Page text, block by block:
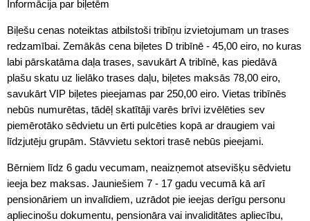
Informācija par biļetēm
Biļešu cenas noteiktas atbilstoši tribīņu izvietojumam un trases
redzamībai. Zemākās cena biļetes D tribīnē - 45,00 eiro, no kuras
labi pārskatāma daļa trases, savukārt A tribīnē, kas piedāvā
plašu skatu uz lielāko trases daļu, biļetes maksās 78,00 eiro,
savukārt VIP biļetes pieejamas par 250,00 eiro. Vietas tribīnēs
nebūs numurētas, tādēļ skatītāji varēs brīvi izvēlēties sev
piemērotāko sēdvietu un ērti pulcēties kopā ar draugiem vai
līdzjutēju grupām. Stāvvietu sektori trasē nebūs pieejami.
Bērniem līdz 6 gadu vecumam, neaizņemot atsevišķu sēdvietu
ieeja bez maksas. Jauniešiem 7 - 17 gadu vecumā kā arī
pensionāriem un invalīdiem, uzrādot pie ieejas derīgu personu
apliecinošu dokumentu, pensionāra vai invaliditātes apliecību,